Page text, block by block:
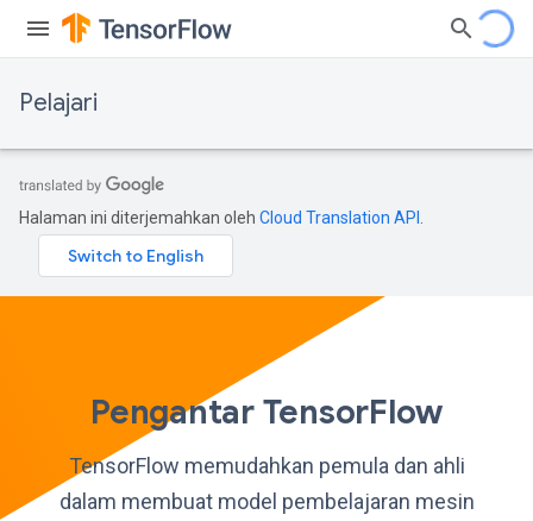
Pelajari
Halaman ini diterjemahkan oleh Cloud Translation API
Pengantar TensorFlow
TensorFlow memudahkan pemula dan ahli
dalam membuat model pembelajaran mesin